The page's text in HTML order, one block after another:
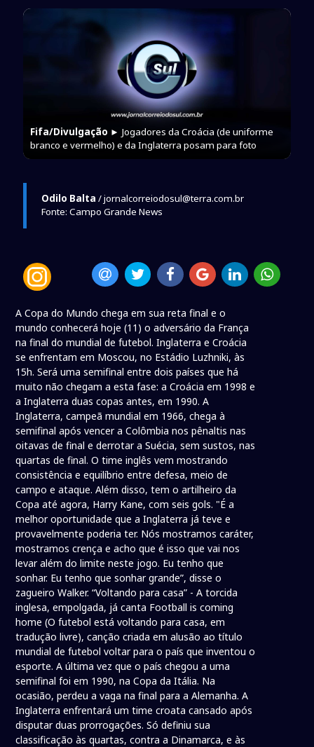
Fifa/Divulgação ► Jogadores da Croácia (de uniforme
branco e vermelho) e da Inglaterra posam para foto
Odilo Balta / jornalcorreiodosul@terra.com.br
Fonte: Campo Grande News
A Copa do Mundo chega em sua reta final e o
mundo conhecerá hoje (11) o adversário da França
na final do mundial de futebol. Inglaterra e Croácia
se enfrentam em Moscou, no Estádio Luzhniki, às
15h. Será uma semifinal entre dois países que há
muito não chegam a esta fase: a Croácia em 1998 e
a Inglaterra duas copas antes, em 1990. A
Inglaterra, campeã mundial em 1966, chega à
semifinal após vencer a Colômbia nos pênaltis nas
oitavas de final e derrotar a Suécia, sem sustos, nas
quartas de final. O time inglês vem mostrando
consistência e equilíbrio entre defesa, meio de
campo e ataque. Além disso, tem o artilheiro da
Copa até agora, Harry Kane, com seis gols. "É a
melhor oportunidade que a Inglaterra já teve e
provavelmente poderia ter. Nós mostramos caráter,
mostramos crença e acho que é isso que vai nos
levar além do limite neste jogo. Eu tenho que
sonhar. Eu tenho que sonhar grande”, disse o
zagueiro Walker. “Voltando para casa” - A torcida
inglesa, empolgada, já canta Football is coming
home (O futebol está voltando para casa, em
tradução livre), canção criada em alusão ao título
mundial de futebol voltar para o país que inventou o
esporte. A última vez que o país chegou a uma
semifinal foi em 1990, na Copa da Itália. Na
ocasião, perdeu a vaga na final para a Alemanha. A
Inglaterra enfrentará um time croata cansado após
disputar duas prorrogações. Só definiu sua
classificação às quartas, contra a Dinamarca, e às